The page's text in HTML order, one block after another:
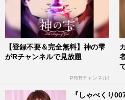
【登録不要＆完全無料】神の雫
がRチャンネルで見放題
PR(Rチャンネル)
『しゃべくり